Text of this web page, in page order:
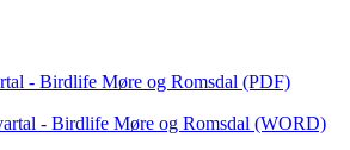
- Birdlife Møre og Romsdal (PDF)
- Birdlife Møre og Romsdal (WORD)